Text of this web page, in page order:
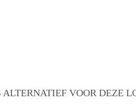
ALTERNATIEF VOOR DEZE